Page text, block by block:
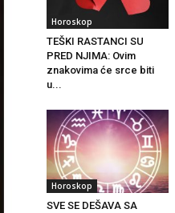
Horoskop
TEŠKI RASTANCI SU
PRED NJIMA: Ovim
znakovima će srce biti
u...
Horoskop
SVE SE DEŠAVA SA